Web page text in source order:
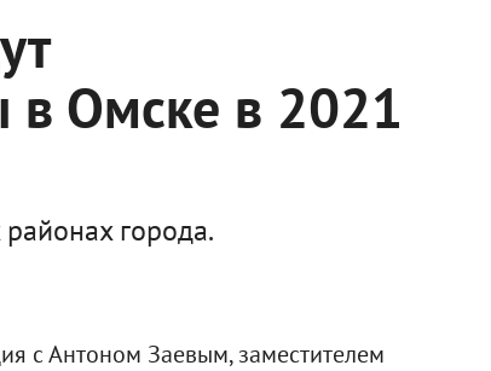
в Омске в 2021
районах города.
с Антоном Заевым, заместителем